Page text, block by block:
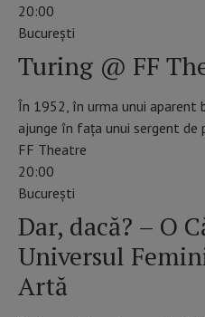
20:00
Bucureşti
Turing @ FF
În 1952, în urma unui aparent
ajunge în fața unui sergent
FF Theatre
20:00
Bucureşti
Dar, dacă? – O
Universul
Artă